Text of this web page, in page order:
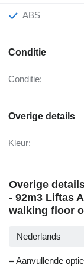
ABS
Conditie
Conditie:
Overige details
Kleur:
Overige
- 92m3 Liftas
walking floor
Nederlands
= Aanvullende